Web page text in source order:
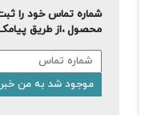
شماره تماس خود را
محصول ،از طریق